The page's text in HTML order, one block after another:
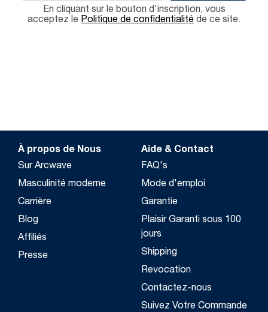
En cliquant sur le bouton d'inscription, vous
acceptez le Politique de confidentialité de ce site.
À propos de Nous
Sur Arcwave
Masculinité moderne
Carrière
Blog
Affiliés
Presse
Aide & Contact
FAQ's
Mode d'emploi
Garantie
Plaisir Garanti sous 100
jours
Shipping
Revocation
Contactez-nous
Suivez Votre Commande